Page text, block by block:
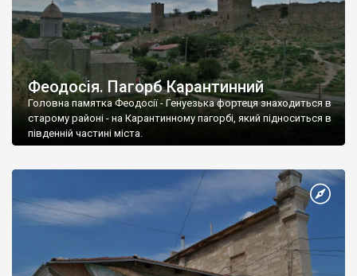
Феодосія. Пагорб Карантинний
Головна памятка Феодосії - Генуезька фортеця знаходиться в
старому районі - на Карантинному пагорбі, який підноситься в
південній частині міста.